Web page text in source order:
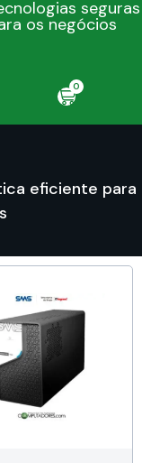
seguras
os negócios
0
eficiente para